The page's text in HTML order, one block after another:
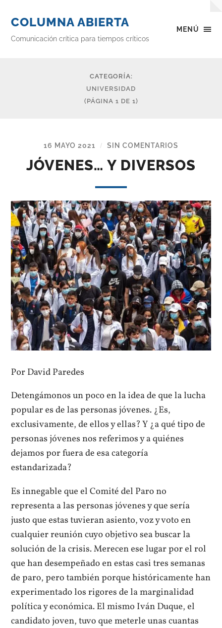
MENÚ
COLUMNA ABIERTA
Comunicación crítica para tiempos críticos
CATEGORÍA:
UNIVERSIDAD
(PÁGINA 1 DE 1)
16 MAYO 2021 / SIN COMENTARIOS
JÓVENES… Y DIVERSOS
Por David Paredes
Detengámonos un poco en la idea de que la lucha
popular es de las personas jóvenes. ¿Es,
exclusivamente, de ellos y ellas? Y ¿a qué tipo de
personas jóvenes nos referimos y a quiénes
dejamos por fuera de esa categoría
estandarizada?
Es innegable que el Comité del Paro no
representa a las personas jóvenes y que sería
justo que estas tuvieran asiento, voz y voto en
cualquier reunión cuyo objetivo sea buscar la
solución de la crisis. Merecen ese lugar por el rol
que han desempeñado en estas casi tres semanas
de paro, pero también porque históricamente han
experimentado los rigores de la marginalidad
política y económica. El mismo Iván Duque, el
candidato joven, tuvo que meterle unas cuantas